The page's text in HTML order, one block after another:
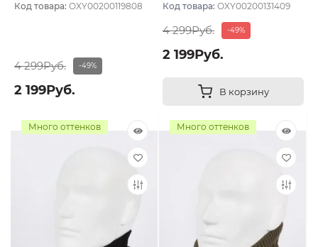
Код товара: OXY00200119808
4 299Руб. -49%
2 199Руб.
Код товара: OXY00200131409
4 299Руб. -49%
2 199Руб.
В корзину
Много оттенков Много оттенков